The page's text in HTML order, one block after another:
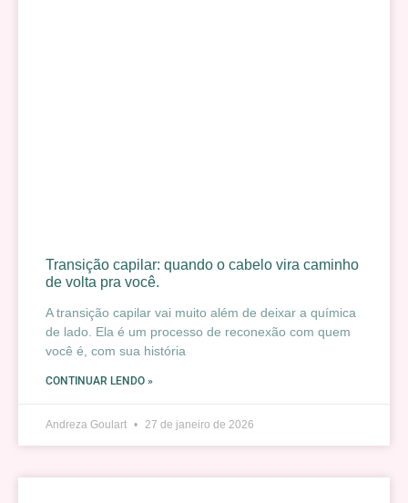
Transição capilar: quando o cabelo vira caminho
de volta pra você.
A transição capilar vai muito além de deixar a química
de lado. Ela é um processo de reconexão com quem
você é, com sua história
CONTINUAR LENDO »
Andreza Goulart 27 de janeiro de 2026